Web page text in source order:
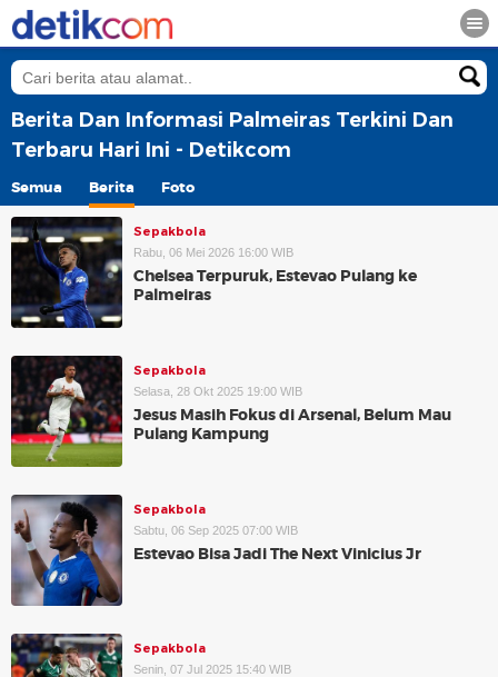
Berita Dan Informasi Palmeiras Terkini Dan
Terbaru Hari Ini - Detikcom
Semua Berita Foto
Sepakbola
Rabu, 06 Mei 2026 16:00 WIB
Chelsea Terpuruk, Estevao Pulang ke
Palmeiras
Sepakbola
Selasa, 28 Okt 2025 19:00 WIB
Jesus Masih Fokus di Arsenal, Belum Mau
Pulang Kampung
Sepakbola
Sabtu, 06 Sep 2025 07:00 WIB
Estevao Bisa Jadi The Next Vinicius Jr
Sepakbola
Senin, 07 Jul 2025 15:40 WIB